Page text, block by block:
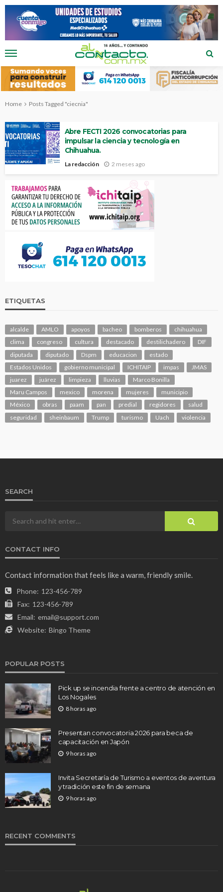
Home Posts Tagged "ciecnia"
Abre FECTI 2026 convocatorias para
impulsar la ciencia y tecnología en
Chihuahua.
La redacción 2 meses ago
ETIQUETAS
alcalde AMLO apoyos bacheo bomberos
chihuahua
clima
congreso cultura destacado destilichadero
DIF
diputada
diputado Dspm educacion
estado
Estados Unidos
gobierno municipal ICHITAIP impas
JMAS
juarez
juárez limpieza lluvias
Marco Bonilla
Maru Campos
mexico morena mujeres
municipio
México
obras paam pan predial regidores
salud
seguridad
sheinbaum Trump turismo Uach violencia
SEARCH
CONTACT INFO
Contact information that feels like a warm, friendly smile.
Phone: 123-456-789
Fax: 123-456-789
Email: email@support.com
Website: Bingo Theme
POPULAR POSTS
Pick up se incendia frente a centro de atención en
Los Nogales
8 horas ago
Presentan convocatoria 2026 para beca de
capacitación en Japón
9 horas ago
Invita Secretaría de Turismo a eventos de aventura
y tradición este fin de semana
9 horas ago
RECENT COMMENTS